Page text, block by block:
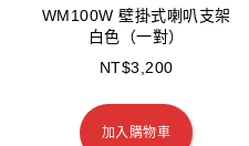
WM100W 壁掛式喇叭支架
白色（一對）
NT$3,200
加入購物車